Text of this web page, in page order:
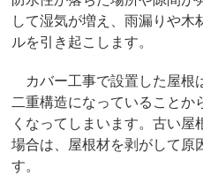
して湿気が増え、雨漏りや
ルを引き起こします。
カバー工事で設置した屋根
二重構造になっていることか
くなってしまいます。古い
場合は、屋根材を剥がして原
す。